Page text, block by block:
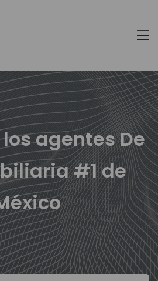
agentes De
#1 de